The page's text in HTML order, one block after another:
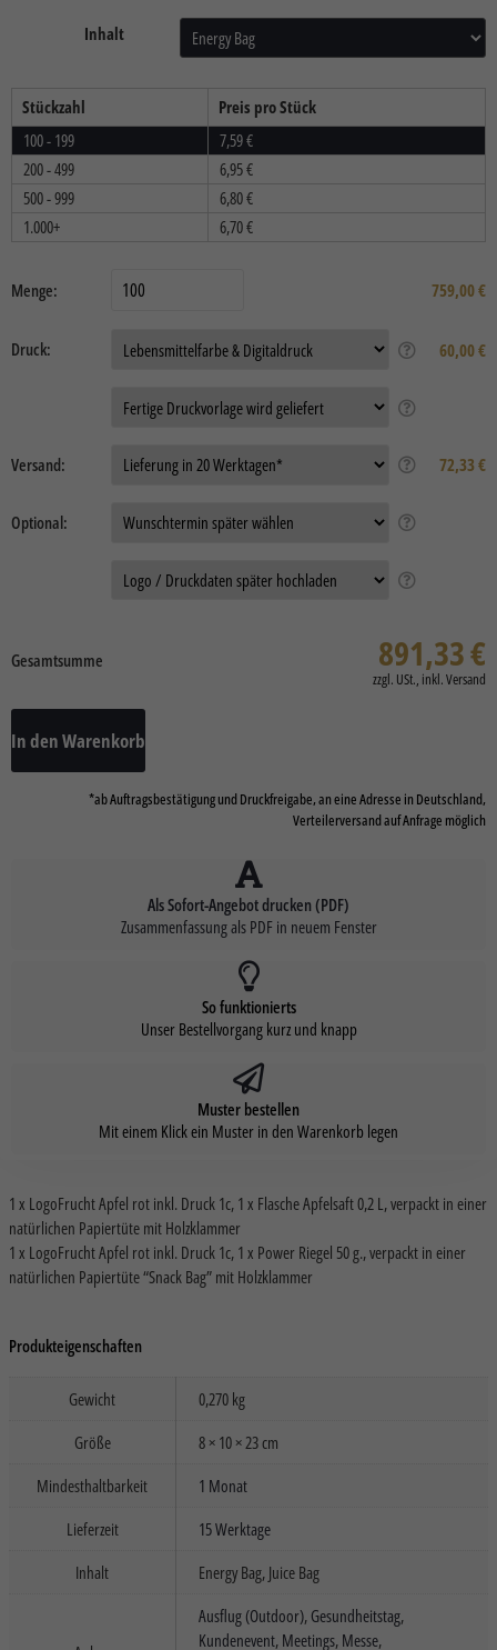
1 x LogoFrucht Apfel rot inkl. Druck 1c, 1 x Flasche Apfelsaft 0,2 L, verpackt in einer
natürlichen Papiertüte mit Holzklammer
1 x LogoFrucht Apfel rot inkl. Druck 1c, 1 x Power Riegel 50 g., verpackt in einer
natürlichen Papiertüte “Snack Bag” mit Holzklammer
Produkteigenschaften
Gewicht
0,270 kg
Größe
8 × 10 × 23 cm
Mindesthaltbarkeit
1 Monat
Lieferzeit
15 Werktage
Inhalt
Energy Bag, Juice Bag
Ausflug (Outdoor), Gesundheitstag,
Kundenevent, Meetings, Messe,
Inhalt
Stückzahl
Preis pro Stück
100 - 199
7,59€
200 - 499
6,95€
500 - 999
6,80€
1.000+
6,70€
Menge: 759,00€
Druck: 60,00 €
Versand: 72,33 €
Optional:
Gesamtsumme 891,33€
In den Warenkorb
*ab Auftragsbestätigung und Druckfreigabe, an eine Adresse in Deutschland,
Verteilerversand auf Anfrage möglich
Als Sofort-Angebot drucken (PDF)
Zusammenfassung als PDF in neuem Fenster
So funktionierts
Unser Bestellvorgang kurz und knapp
Muster bestellen
Mit einem Klick ein Muster in den Warenkorb legen